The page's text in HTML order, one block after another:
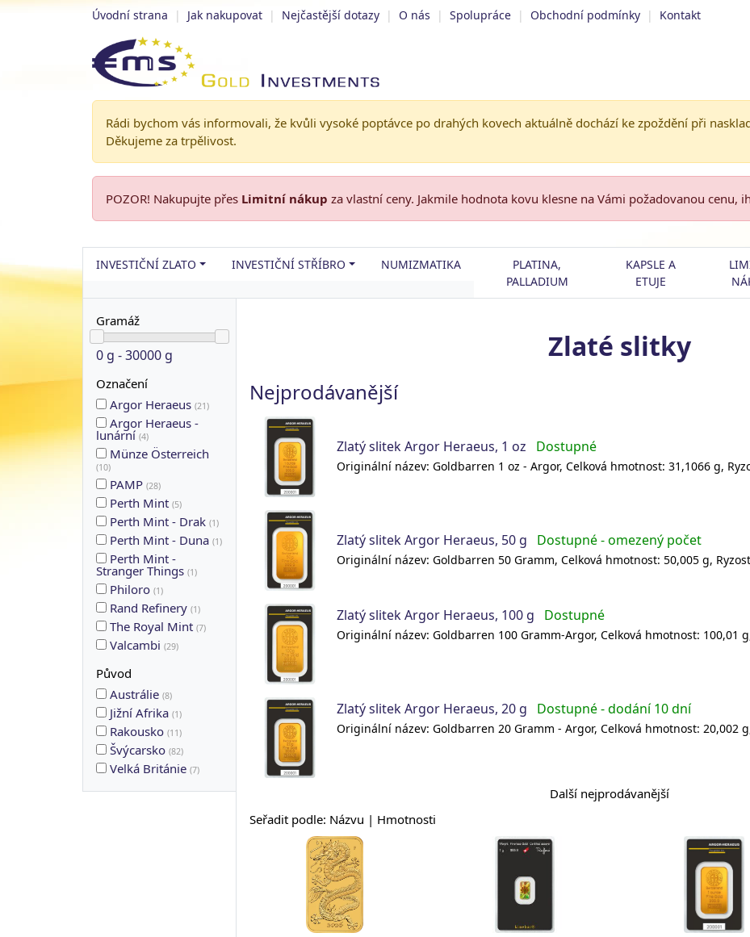
Úvodní strana | Jak nakupovat | Nejčastější dotazy | O nás | Spolupráce | Obchodní podmínky | Kontakt
Rádi bychom vás informovali, že kvůli vysoké poptávce po drahých kovech aktuálně dochází ke zpoždění při
Děkujeme za trpělivost.
POZOR! Nakupujte přes Limitní nákup za vlastní ceny. Jakmile hodnota kovu klesne na Vámi požadovanou cenu,
INVESTIČNÍ ZLATO INVESTIČNÍ STŘÍBRO NUMIZMATIKA
PLATINA,
PALLADIUM
KAPSLE A
ETUJE
Gramáž
0 g - 30000 g
Označení
Argor Heraeus (21)
Argor Heraeus -
lunární (4)
Münze Österreich
(10)
PAMP (28)
Perth Mint (5)
Perth Mint - Drak (1)
Perth Mint - Duna (1)
Perth Mint -
Stranger Things (1)
Philoro (1)
Rand Refinery (1)
The Royal Mint (7)
Valcambi (29)
Původ
Austrálie (8)
Jižní Afrika (1)
Rakousko (11)
Švýcarsko (82)
Velká Británie (7)
Zlaté slitky
Nejprodávanější
Zlatý slitek Argor Heraeus, 1 oz Dostupné
Originální název: Goldbarren 1 oz - Argor, Celková hmotnost: 31,1066 g,
Zlatý slitek Argor Heraeus, 50 g Dostupné - omezený počet
Originální název: Goldbarren 50 Gramm, Celková hmotnost: 50,005 g,
Zlatý slitek Argor Heraeus, 100 g Dostupné
Originální název: Goldbarren 100 Gramm-Argor, Celková hmotnost: 100,01
Zlatý slitek Argor Heraeus, 20 g Dostupné - dodání 10 dní
Originální název: Goldbarren 20 Gramm - Argor, Celková hmotnost: 20,002
Další nejprodávanější
Seřadit podle: Názvu | Hmotnosti